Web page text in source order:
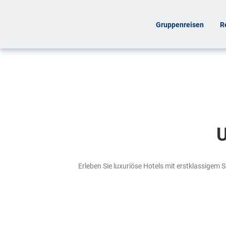
Gruppenreisen
Erleben Sie luxuriöse Hotels mit erstklassigem